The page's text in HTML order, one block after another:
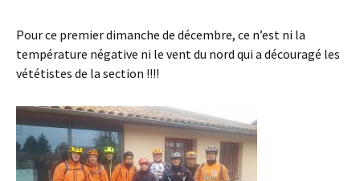
Pour ce premier dimanche de décembre, ce n’est ni la
température négative ni le vent du nord qui a découragé les
vététistes de la section !!!!